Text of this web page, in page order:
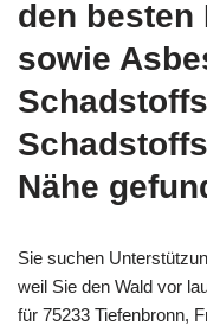
den besten
sowie
Nähe
Sie suchen
weil Sie den Wald vor
für 75233 Tiefenbronn,